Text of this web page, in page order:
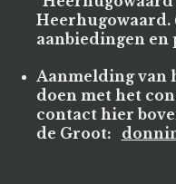
aanbiedingen en
Aanmelding van
doen met het
contact hier
de Groot: